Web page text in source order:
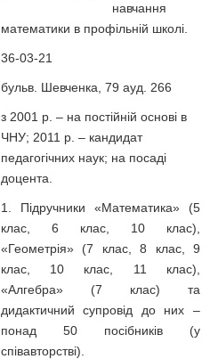
навчання
математики в профільній школі.
36-03-21
бульв. Шевченка, 79 ауд. 266
з 2001 р. – на постійній основі в
ЧНУ; 2011 р. – кандидат
педагогічних наук; на посаді
доцента.
1. Підручники «Математика» (5
клас, 6 клас, 10 клас),
«Геометрія» (7 клас, 8 клас, 9
клас, 10 клас, 11 клас),
«Алгебра» (7 клас) та
дидактичний супровід до них –
понад 50 посібників (у
співавторстві).